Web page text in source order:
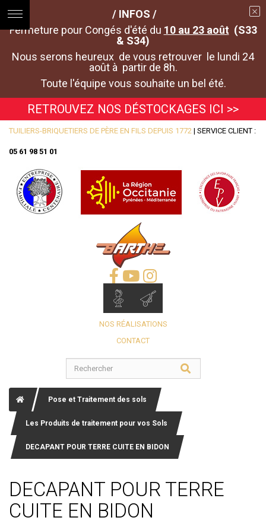
/ INFOS /
Fermeture pour Congés d'été du 10 au 23 août (S33
& S34)
Nous serons heureux de vous retrouver le lundi 24
août à partir de 8h.
Toute l'équipe vous souhaite un bel été.
RETROUVEZ NOS DÉSTOCKAGES ICI >>
TUILIERS-BRIQUETIERS DE PÈRE EN FILS DEPUIS 1772 | SERVICE CLIENT :
05 61 98 51 01
NOS RÉALISATIONS
CONTACT
Pose et Traitement des sols
Les Produits de traitement pour vos Sols
DECAPANT POUR TERRE CUITE EN BIDON
DECAPANT POUR TERRE
CUITE EN BIDON